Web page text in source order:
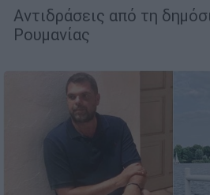
Αντιδράσεις από τη
Ρουμανίας